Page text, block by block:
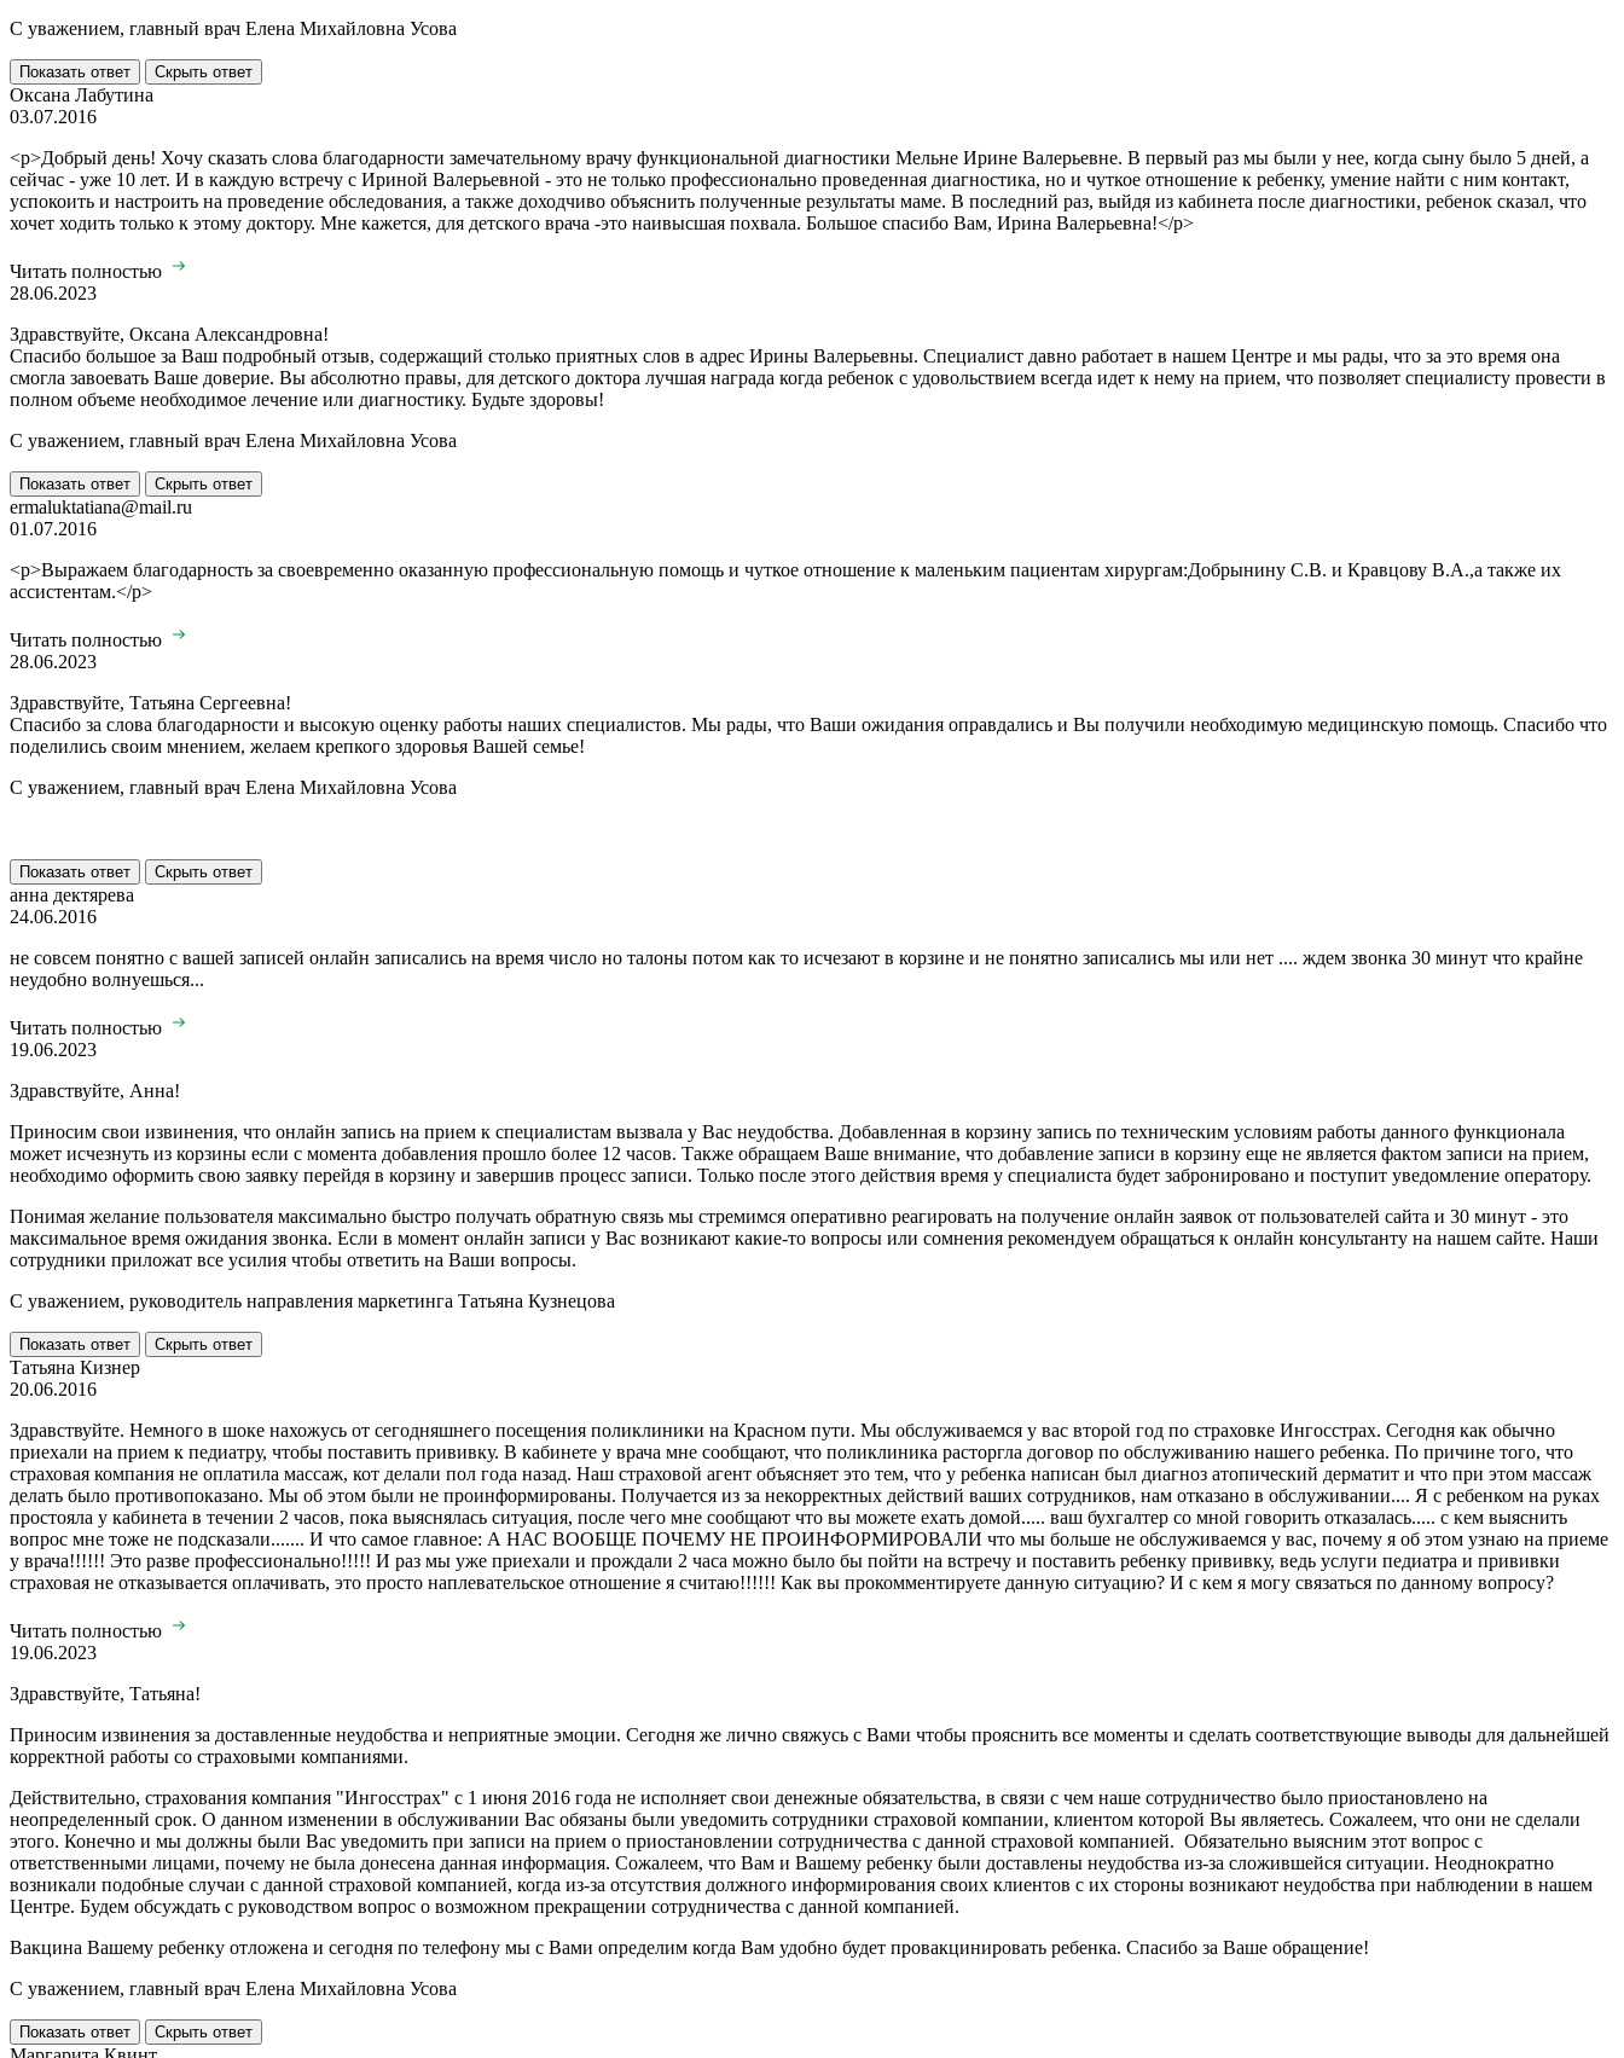
С уважением, главный врач Елена Михайловна Усова
Показать ответ Скрыть ответ
Оксана Лабутина
03.07.2016
<p>Добрый день! Хочу сказать слова благодарности замечательному врачу функциональной диагностики Мельне Ирине Валерьевне. В первый раз мы были у нее, когда сыну было 5 дней, а
сейчас - уже 10 лет. И в каждую встречу с Ириной Валерьевной - это не только профессионально проведенная диагностика, но и чуткое отношение к ребенку, умение найти с ним контакт,
успокоить и настроить на проведение обследования, а также доходчиво объяснить полученные результаты маме. В последний раз, выйдя из кабинета после диагностики, ребенок сказал, что
хочет ходить только к этому доктору. Мне кажется, для детского врача -это наивысшая похвала. Большое спасибо Вам, Ирина Валерьевна!</p>
Читать полностью
28.06.2023
Здравствуйте, Оксана Александровна!
Спасибо большое за Ваш подробный отзыв, содержащий столько приятных слов в адрес Ирины Валерьевны. Специалист давно работает в нашем Центре и мы рады, что за это время она
смогла завоевать Ваше доверие. Вы абсолютно правы, для детского доктора лучшая награда когда ребенок с удовольствием всегда идет к нему на прием, что позволяет специалисту провести в
полном объеме необходимое лечение или диагностику. Будьте здоровы!
С уважением, главный врач Елена Михайловна Усова
Показать ответ Скрыть ответ
ermaluktatiana@mail.ru
01.07.2016
<p>Выражаем благодарность за своевременно оказанную профессиональную помощь и чуткое отношение к маленьким пациентам хирургам:Добрынину С.В. и Кравцову В.А.,а также их
ассистентам.</p>
Читать полностью
28.06.2023
Здравствуйте, Татьяна Сергеевна!
Спасибо за слова благодарности и высокую оценку работы наших специалистов. Мы рады, что Ваши ожидания оправдались и Вы получили необходимую медицинскую помощь. Спасибо что
поделились своим мнением, желаем крепкого здоровья Вашей семье!
С уважением, главный врач Елена Михайловна Усова
Показать ответ Скрыть ответ
анна дектярева
24.06.2016
не совсем понятно с вашей записей онлайн записались на время число но талоны потом как то исчезают в корзине и не понятно записались мы или нет .... ждем звонка 30 минут что крайне
неудобно волнуешься...
Читать полностью
19.06.2023
Здравствуйте, Анна!
Приносим свои извинения, что онлайн запись на прием к специалистам вызвала у Вас неудобства. Добавленная в корзину запись по техническим условиям работы данного функционала
может исчезнуть из корзины если с момента добавления прошло более 12 часов. Также обращаем Ваше внимание, что добавление записи в корзину еще не является фактом записи на прием,
необходимо оформить свою заявку перейдя в корзину и завершив процесс записи. Только после этого действия время у специалиста будет забронировано и поступит уведомление оператору.
Понимая желание пользователя максимально быстро получать обратную связь мы стремимся оперативно реагировать на получение онлайн заявок от пользователей сайта и 30 минут - это
максимальное время ожидания звонка. Если в момент онлайн записи у Вас возникают какие-то вопросы или сомнения рекомендуем обращаться к онлайн консультанту на нашем сайте. Наши
сотрудники приложат все усилия чтобы ответить на Ваши вопросы.
С уважением, руководитель направления маркетинга Татьяна Кузнецова
Показать ответ Скрыть ответ
Татьяна Кизнер
20.06.2016
Здравствуйте. Немного в шоке нахожусь от сегодняшнего посещения поликлиники на Красном пути. Мы обслуживаемся у вас второй год по страховке Ингосстрах. Сегодня как обычно
приехали на прием к педиатру, чтобы поставить прививку. В кабинете у врача мне сообщают, что поликлиника расторгла договор по обслуживанию нашего ребенка. По причине того, что
страховая компания не оплатила массаж, кот делали пол года назад. Наш страховой агент объясняет это тем, что у ребенка написан был диагноз атопический дерматит и что при этом массаж
делать было противопоказано. Мы об этом были не проинформированы. Получается из за некорректных действий ваших сотрудников, нам отказано в обслуживании.... Я с ребенком на руках
простояла у кабинета в течении 2 часов, пока выяснялась ситуация, после чего мне сообщают что вы можете ехать домой..... ваш бухгалтер со мной говорить отказалась..... с кем выяснить
вопрос мне тоже не подсказали....... И что самое главное: А НАС ВООБЩЕ ПОЧЕМУ НЕ ПРОИНФОРМИРОВАЛИ что мы больше не обслуживаемся у вас, почему я об этом узнаю на приеме
у врача!!!!!! Это разве профессионально!!!!! И раз мы уже приехали и прождали 2 часа можно было бы пойти на встречу и поставить ребенку прививку, ведь услуги педиатра и прививки
страховая не отказывается оплачивать, это просто наплевательское отношение я считаю!!!!!! Как вы прокомментируете данную ситуацию? И с кем я могу связаться по данному вопросу?
Читать полностью
19.06.2023
Здравствуйте, Татьяна!
Приносим извинения за доставленные неудобства и неприятные эмоции. Сегодня же лично свяжусь с Вами чтобы прояснить все моменты и сделать соответствующие выводы для дальнейшей
корректной работы со страховыми компаниями.
Действительно, страхования компания "Ингосстрах" с 1 июня 2016 года не исполняет свои денежные обязательства, в связи с чем наше сотрудничество было приостановлено на
неопределенный срок. О данном изменении в обслуживании Вас обязаны были уведомить сотрудники страховой компании, клиентом которой Вы являетесь. Сожалеем, что они не сделали
этого. Конечно и мы должны были Вас уведомить при записи на прием о приостановлении сотрудничества с данной страховой компанией. Обязательно выясним этот вопрос с
ответственными лицами, почему не была донесена данная информация. Сожалеем, что Вам и Вашему ребенку были доставлены неудобства из-за сложившейся ситуации. Неоднократно
возникали подобные случаи с данной страховой компанией, когда из-за отсутствия должного информирования своих клиентов с их стороны возникают неудобства при наблюдении в нашем
Центре. Будем обсуждать с руководством вопрос о возможном прекращении сотрудничества с данной компанией.
Вакцина Вашему ребенку отложена и сегодня по телефону мы с Вами определим когда Вам удобно будет провакцинировать ребенка. Спасибо за Ваше обращение!
С уважением, главный врач Елена Михайловна Усова
Показать ответ Скрыть ответ